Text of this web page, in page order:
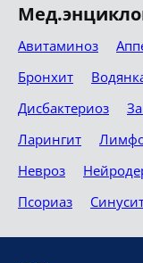
Авитаминоз
Бронхит
Дисбактериоз
Ларингит
Невроз
Псориаз